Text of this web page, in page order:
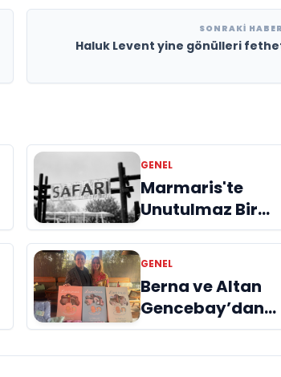
SONRAKI
Haluk Levent yine gönülleri
GENEL
Marmaris'te
Unutulmaz Bir
Deneyim: At
GENEL
Berna ve Altan
Gencebay’dan
yeni marka:
Luminus